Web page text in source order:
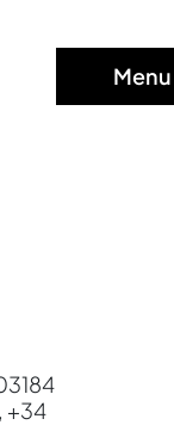
Menu
+34